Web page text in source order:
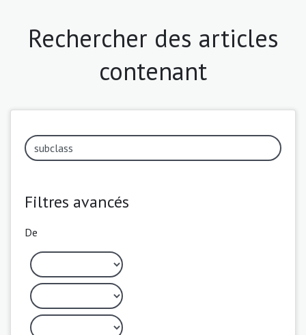
Rechercher des articles
contenant
Filtres avancés
De